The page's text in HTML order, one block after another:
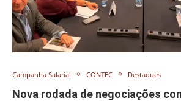
Campanha Salarial CONTEC Destaques
Nova rodada de negociações